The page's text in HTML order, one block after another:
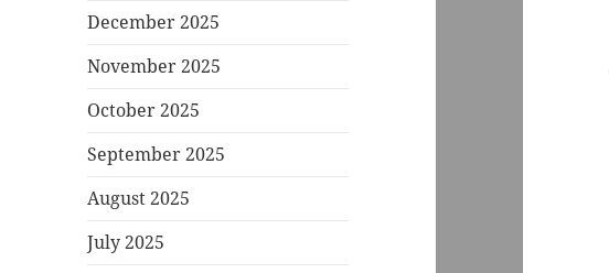
December 2025
November 2025
October 2025
September 2025
August 2025
July 2025